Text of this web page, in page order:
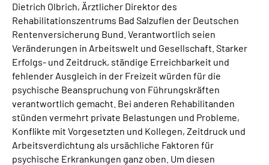
Dietrich Olbrich, Ärztlicher Direktor des
Rehabilitationszentrums Bad Salzuflen der Deutschen
Rentenversicherung Bund. Verantwortlich seien
Veränderungen in Arbeitswelt und Gesellschaft. Starker
Erfolgs- und Zeitdruck, ständige Erreichbarkeit und
fehlender Ausgleich in der Freizeit würden für die
psychische Beanspruchung von Führungskräften
verantwortlich gemacht. Bei anderen Rehabilitanden
stünden vermehrt private Belastungen und Probleme,
Konflikte mit Vorgesetzten und Kollegen, Zeitdruck und
Arbeitsverdichtung als ursächliche Faktoren für
psychische Erkrankungen ganz oben. Um diesen